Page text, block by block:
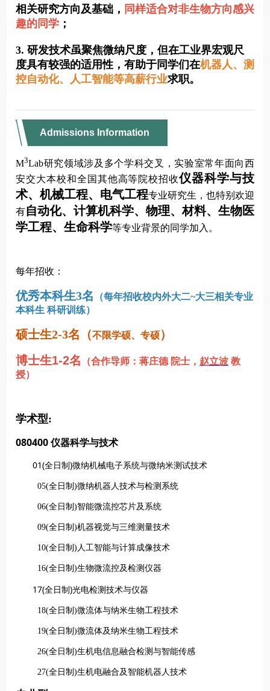
Admissions Information